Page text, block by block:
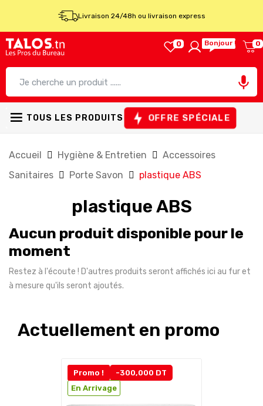
Livraison 24/48h ou livraison express
0 Bonjour ! 0

TOUS LES PRODUITS OFFRE SPÉCIALE
Accueil Hygiène & Entretien
Accessoires
Sanitaires
Porte Savon plastique ABS
plastique ABS
Aucun produit disponible pour le
moment
Restez à l'écoute ! D'autres produits seront affichés ici au fur et
à mesure qu'ils seront ajoutés.
Actuellement en promo
Promo !
-300,000 DT
En Arrivage